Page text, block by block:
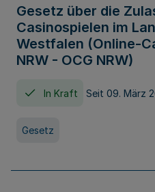
Gesetz über die
Casinospielen im
Westfalen (Online-
NRW - OCG NRW)
In Kraft Seit 09. März
Gesetz